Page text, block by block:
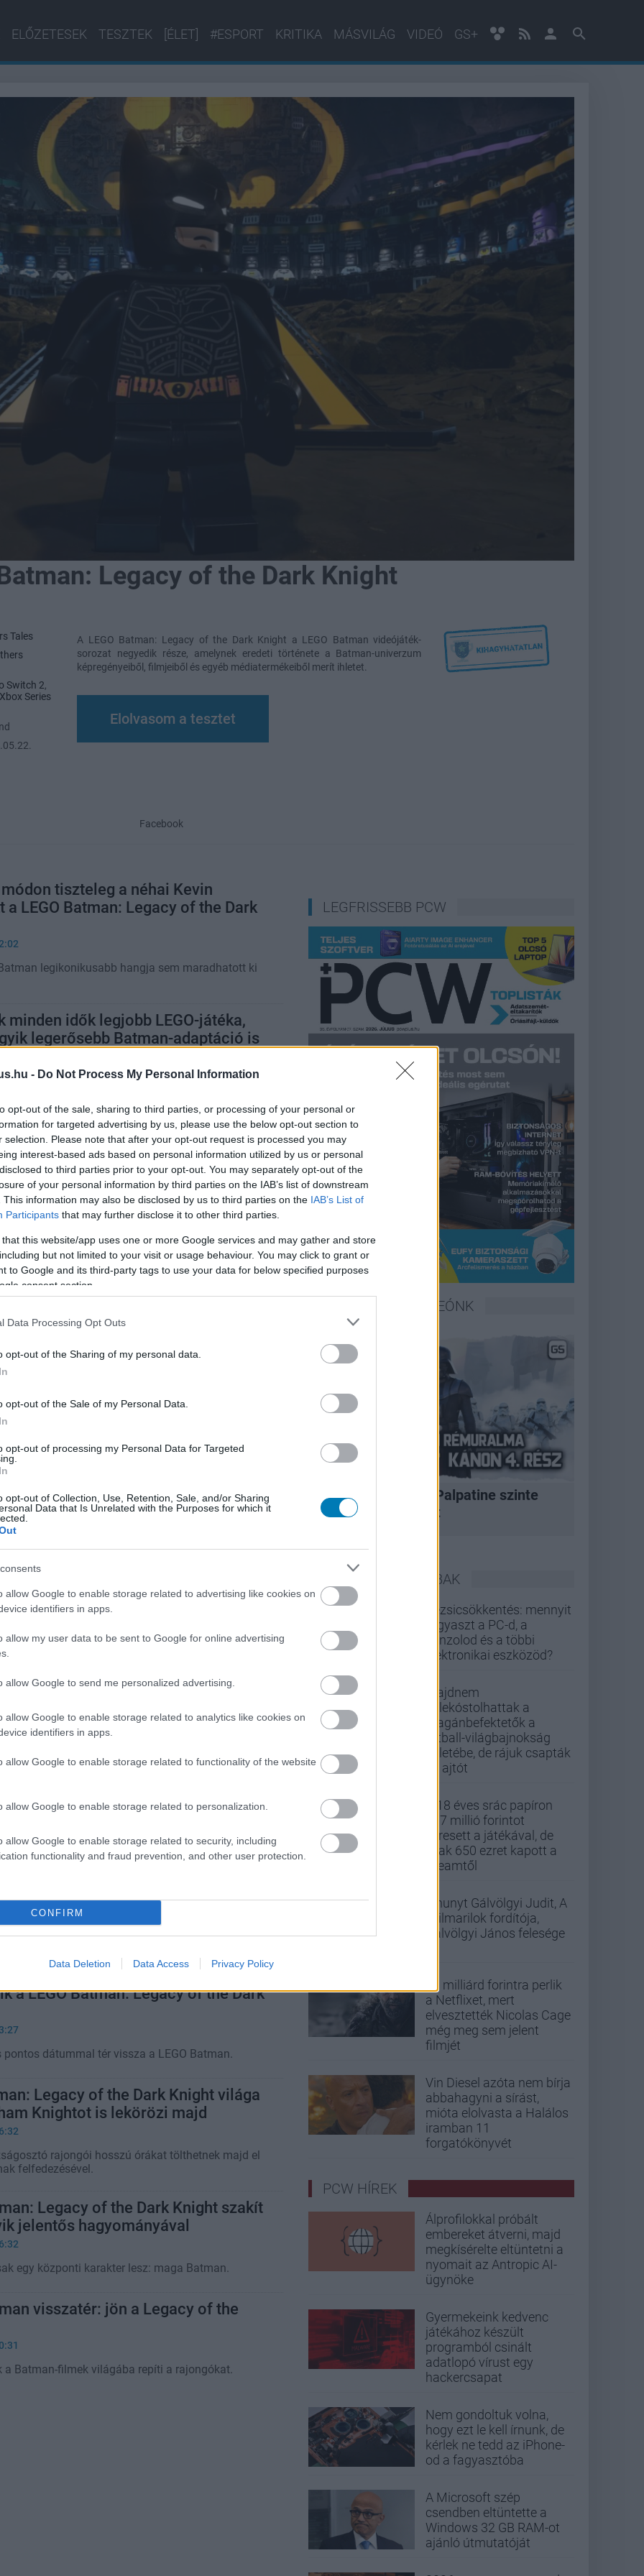
- Do Not Process My Personal Information
opt-out of the sale, sharing to third parties, or processing of your personal or
for targeted advertising by us, please use the below opt-out section to
selection. Please note that after your opt-out request is processed you may
interest-based ads based on personal information utilized by us or personal
to third parties prior to your opt-out. You may separately opt-out of the
of your personal information by third parties on the IAB’s list of downstream
This information may also be disclosed by us to third parties on the IAB’s List of
Participants that may further disclose it to other third parties.
that this website/app uses one or more Google services and may gather and store
but not limited to your visit or usage behaviour. You may click to grant or
to Google and its third-party tags to use your data for below specified purposes
consent section.
Data Processing Opt Outs
opt-out of the Sharing of my personal data.
opt-out of the Sale of my Personal Data.
opt-out of processing my Personal Data for Targeted
opt-out of Collection, Use, Retention, Sale, and/or Sharing
Data that Is Unrelated with the Purposes for which it
allow Google to enable storage related to advertising like cookies on
identifiers in apps.
allow my user data to be sent to Google for online advertising
allow Google to send me personalized advertising.
allow Google to enable storage related to analytics like cookies on
identifiers in apps.
allow Google to enable storage related to functionality of the website
allow Google to enable storage related to personalization.
allow Google to enable storage related to security, including
functionality and fraud prevention, and other user protection.
CONFIRM
Data Deletion Data Access Privacy Policy
ELŐZETESEK TESZTEK [ÉLET] #ESPORT KRITIKA MÁSVILÁG VIDEÓ GS+
Legacy of the Dark Knight
Tales
Switch 2,
Xbox Series
A LEGO Batman: Legacy of the Dark Knight a LEGO Batman videójáték-
sorozat negyedik része, amelynek eredeti története a Batman-univerzum
képregényeiből, filmjeiből és egyéb médiatermékeiből merít ihletet.
Elolvasom a tesztet
Facebook
tiszteleg a néhai Kevin
a LEGO Batman: Legacy of the Dark
legikonikusabb hangja sem maradhatott ki
minden idők legjobb LEGO-játéka,
legerősebb Batman-adaptáció is
a tökéletes LEGO-játékot.
Legacy of the Dark Knight teszt –
film egyetlen kiváló mixben
12:27
a legjobb LEGO-játékot és az egyik legjobb
szivároghattak ki a LEGO
a Suicide Squad környékéről meríthet.
vált
játékosok már most elindíthatták az
walmartos digitális kód nyitotta ki túl korán
Batman sem marad ki az új játékból
Wayne-je a játékban is feltűn
Batman: Legacy of the Dark
dátuma
időpontban tűnik majd fel Gotham City
denevérjel.
lett a LEGO Batman: Legacy of
a korábban közölt hardverkövetelményen.
imádni
a LEGO Batman: Legacy of the Dark
pontos dátummal tér vissza a LEGO Batman.
Legacy of the Dark Knight világa
Knightot is lekörözi majd
rajongói hosszú órákat tölthetnek majd el
felfedezésével.
Legacy of the Dark Knight szakít
jelentős hagyományával
egy központi karakter lesz: maga Batman.
visszatér: jön a Legacy of the
a Batman-filmek világába repíti a rajongókat.
LEGFRISSEBB PCW
LEGFRISSEBB VIDEÓNK
A korszak, amikor Palpatine szinte
bármit megtehetett
LEGOLVASOTTABBAK
Rezsicsökkentés: mennyit
fogyaszt a PC-d, a
konzolod és a többi
elektronikai eszközöd?
Majdnem
belekóstolhattak a
magánbefektetők a
futball-világbajnokság
üzletébe, de rájuk csapták
az ajtót
A 18 éves srác papíron
437 millió forintot
keresett a játékával, de
csak 650 ezret kapott a
Steamtől
Elhunyt Gálvölgyi Judit, A
szilmarilok fordítója,
Gálvölgyi János felesége
33 milliárd forintra perlik
a Netflixet, mert
elvesztették Nicolas Cage
még meg sem jelent
filmjét
Vin Diesel azóta nem bírja
abbahagyni a sírást,
mióta elolvasta a Halálos
iramban 11
forgatókönyvét
PCW HÍREK
Álprofilokkal próbált
embereket átverni, majd
megkísérelte eltüntetni a
nyomait az Antropic AI-
ügynöke
Gyermekeink kedvenc
játékához készült
programból csinált
adatlopó vírust egy
hackercsapat
Nem gondoltuk volna,
hogy ezt le kell írnunk, de
kérlek ne tedd az iPhone-
od a fagyasztóba
A Microsoft szép
csendben eltüntette a
Windows 32 GB RAM-ot
ajánló útmutatóját